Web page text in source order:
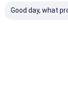
Good day, what